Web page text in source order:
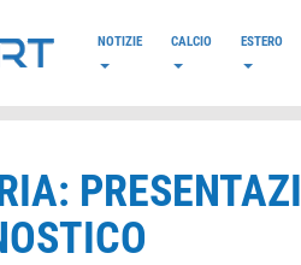
NOTIZIE CALCIO ESTERO